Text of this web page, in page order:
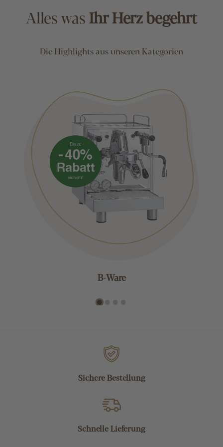
Alles wasIhr Herz begehrt
Die Highlights aus unseren Kategorien
B-Ware
Sichere Bestellung
Schnelle Lieferung